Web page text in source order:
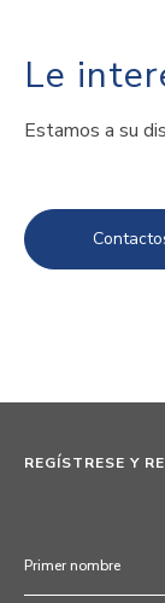
Le
Estamos a su
REGÍSTRESE Y